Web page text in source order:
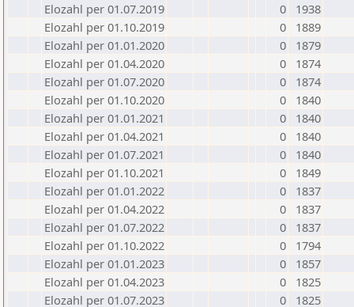
Elozahl per 01.07.2019
0
1938
Elozahl per 01.10.2019
0
1889
Elozahl per 01.01.2020
0
1879
Elozahl per 01.04.2020
0
1874
Elozahl per 01.07.2020
0
1874
Elozahl per 01.10.2020
0
1840
Elozahl per 01.01.2021
0
1840
Elozahl per 01.04.2021
0
1840
Elozahl per 01.07.2021
0
1840
Elozahl per 01.10.2021
0
1849
Elozahl per 01.01.2022
0
1837
Elozahl per 01.04.2022
0
1837
Elozahl per 01.07.2022
0
1837
Elozahl per 01.10.2022
0
1794
Elozahl per 01.01.2023
0
1857
Elozahl per 01.04.2023
0
1825
Elozahl per 01.07.2023
0
1825